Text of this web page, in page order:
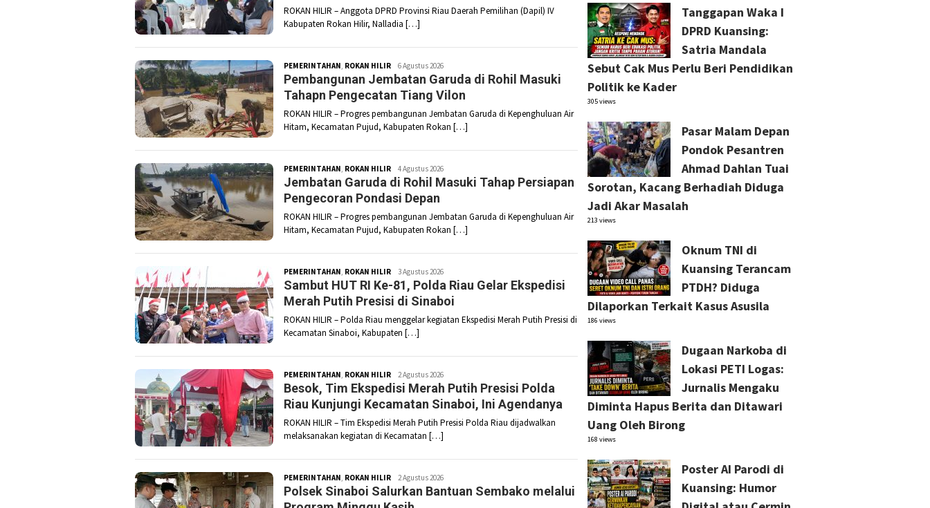
ROKAN HILIR – Anggota DPRD Provinsi Riau Daerah Pemilihan (Dapil) IV
Kabupaten Rokan Hilir, Nalladia […]
PEMERINTAHAN, ROKAN HILIR Redaksi
6 Agustus 2026
Pembangunan Jembatan Garuda di Rohil Masuki
Tahapn Pengecatan Tiang Vilon
ROKAN HILIR – Progres pembangunan Jembatan Garuda di Kepenghuluan Air
Hitam, Kecamatan Pujud, Kabupaten Rokan […]
PEMERINTAHAN, ROKAN HILIR Redaksi
4 Agustus 2026
Jembatan Garuda di Rohil Masuki Tahap Persiapan
Pengecoran Pondasi Depan
ROKAN HILIR – Progres pembangunan Jembatan Garuda di Kepenghuluan Air
Hitam, Kecamatan Pujud, Kabupaten Rokan […]
PEMERINTAHAN, ROKAN HILIR Redaksi
3 Agustus 2026
Sambut HUT RI Ke-81, Polda Riau Gelar Ekspedisi
Merah Putih Presisi di Sinaboi
ROKAN HILIR – Polda Riau menggelar kegiatan Ekspedisi Merah Putih Presisi di
Kecamatan Sinaboi, Kabupaten […]
PEMERINTAHAN, ROKAN HILIR Redaksi
2 Agustus 2026
Besok, Tim Ekspedisi Merah Putih Presisi Polda
Riau Kunjungi Kecamatan Sinaboi, Ini Agendanya
ROKAN HILIR – Tim Ekspedisi Merah Putih Presisi Polda Riau dijadwalkan
melaksanakan kegiatan di Kecamatan […]
PEMERINTAHAN, ROKAN HILIR Redaksi
2 Agustus 2026
Polsek Sinaboi Salurkan Bantuan Sembako melalui
Tanggapan Waka I
DPRD Kuansing:
Satria Mandala
Sebut Cak Mus Perlu Beri Pendidikan
Politik ke Kader
305 views
Pasar Malam Depan
Pondok Pesantren
Ahmad Dahlan Tuai
Sorotan, Kacang Berhadiah Diduga
Jadi Akar Masalah
213 views
Oknum TNI di
Kuansing Terancam
PTDH? Diduga
Dilaporkan Terkait Kasus Asusila
186 views
Dugaan Narkoba di
Lokasi PETI Logas:
Jurnalis Mengaku
Diminta Hapus Berita dan Ditawari
Uang Oleh Birong
168 views
Poster AI Parodi di
Kuansing: Humor